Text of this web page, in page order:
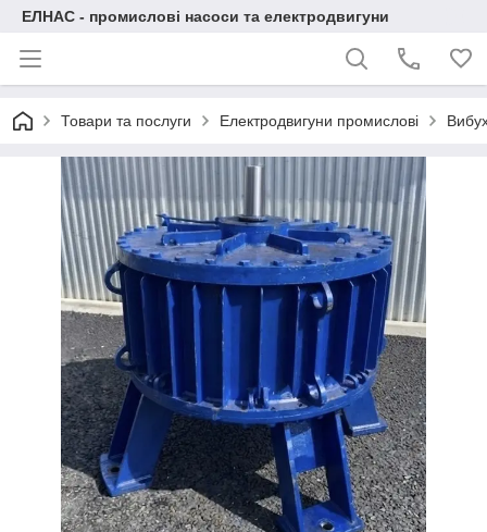
ЕЛНАС - промислові насоси та електродвигуни
Товари та послуги Електродвигуни промислові